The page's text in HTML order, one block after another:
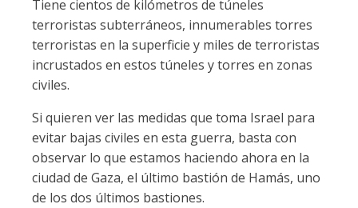
Tiene cientos de kilómetros de túneles
terroristas subterráneos, innumerables torres
terroristas en la superficie y miles de terroristas
incrustados en estos túneles y torres en zonas
civiles.
Si quieren ver las medidas que toma Israel para
evitar bajas civiles en esta guerra, basta con
observar lo que estamos haciendo ahora en la
ciudad de Gaza, el último bastión de Hamás, uno
de los dos últimos bastiones.